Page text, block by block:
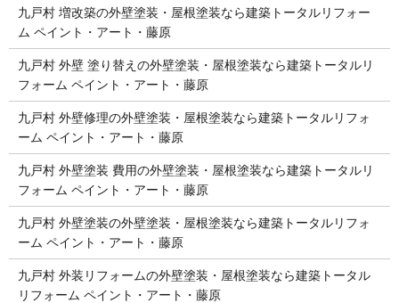
九戸村 増改築の外壁塗装・屋根塗装なら建築トータルリフォー
ム ペイント・アート・藤原
九戸村 外壁 塗り替えの外壁塗装・屋根塗装なら建築トータルリ
フォーム ペイント・アート・藤原
九戸村 外壁修理の外壁塗装・屋根塗装なら建築トータルリフォ
ーム ペイント・アート・藤原
九戸村 外壁塗装 費用の外壁塗装・屋根塗装なら建築トータルリ
フォーム ペイント・アート・藤原
九戸村 外壁塗装の外壁塗装・屋根塗装なら建築トータルリフォ
ーム ペイント・アート・藤原
九戸村 外装リフォームの外壁塗装・屋根塗装なら建築トータル
リフォーム ペイント・アート・藤原